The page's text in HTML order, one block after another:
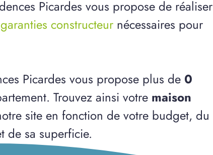
Picardes vous propose de réaliser
garanties constructeur nécessaires pour
Picardes vous propose plus de 0
Trouvez ainsi votre maison
site en fonction de votre budget, du
de sa superficie.